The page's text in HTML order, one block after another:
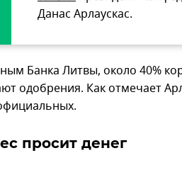
Данас Арлаускас.
Банка Литвы, около 40%
одобрения. Как отмечает
просит денег